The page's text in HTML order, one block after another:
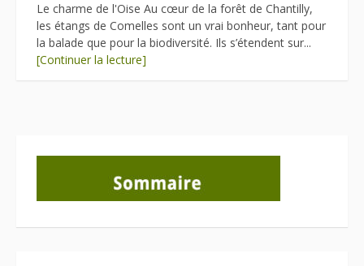
Le charme de l'Oise Au cœur de la forêt de Chantilly,
les étangs de Comelles sont un vrai bonheur, tant pour
la balade que pour la biodiversité. Ils s’étendent sur...
[Continuer la lecture]